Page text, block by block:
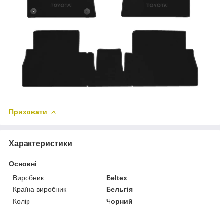
Приховати
Характеристики
Основні
Виробник
Beltex
Країна виробник
Бельгія
Колір
Чорний